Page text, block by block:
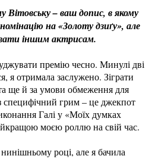
Вітовську – ваш допис, в якому
на «Золоту дзиґу», але
іншим актрисам.
премію чесно. Минулі дві
я отримала заслужено. Зіграти
ще й за умови обмеження для
специфічний грим – це джекпот
Галі у «Моїх думках
моєю роллю на свій час.
році, але я бачила